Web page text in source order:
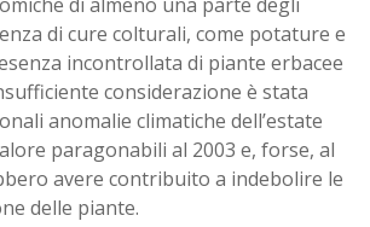
di cure colturali, come potature e
incontrollata di piante erbacee
considerazione è stata
anomalie climatiche dell’estate
paragonabili al 2003 e, forse, al
avere contribuito a indebolire le
delle piante.